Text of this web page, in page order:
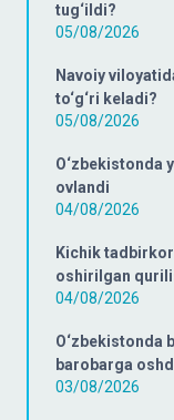
tug‘ildi?
05/08/2026
Navoiy
to‘g‘ri keladi?
05/08/2026
O‘zbekistonda
ovlandi
04/08/2026
Kichik
oshirilgan
04/08/2026
O‘zbekistonda
barobarga
03/08/2026